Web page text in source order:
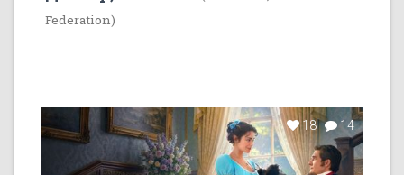
Federation)
18 14